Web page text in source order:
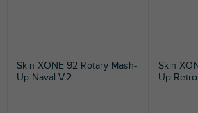
Skin XONE 92 Rotary Mash-
Up Naval V.2
Skin
Up